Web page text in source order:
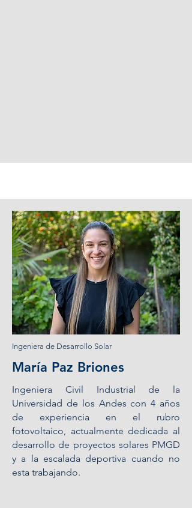
Ingeniera de Desarrollo Solar
María Paz Briones
Ingeniera Civil Industrial de la
Universidad de los Andes con 4 años
de experiencia en el rubro
fotovoltaico, actualmente dedicada al
desarrollo de proyectos solares PMGD
y a la escalada deportiva cuando no
esta trabajando.